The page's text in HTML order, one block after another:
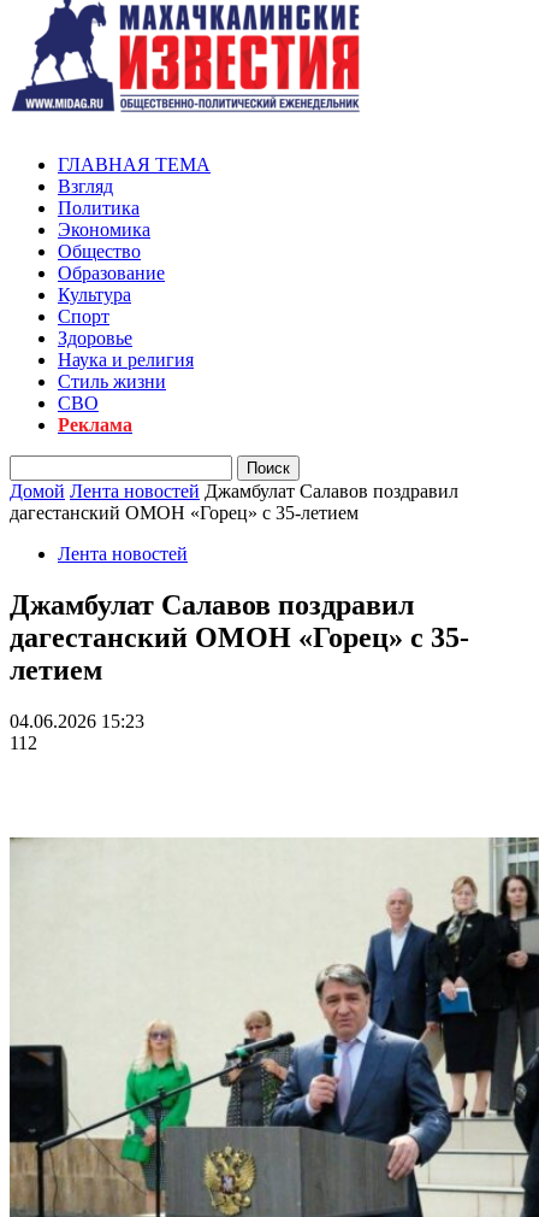
ГЛАВНАЯ ТЕМА
Взгляд
Политика
Экономика
Общество
Образование
Культура
Спорт
Здоровье
Наука и религия
Стиль жизни
СВО
Реклама
Домой Лента новостей Джамбулат Салавов поздравил
дагестанский ОМОН «Горец» с 35-летием
Лента новостей
Джамбулат Салавов поздравил
дагестанский ОМОН «Горец» с 35-
летием
04.06.2026 15:23
112